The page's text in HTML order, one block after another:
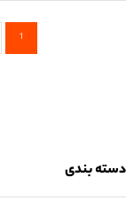
1
دسته بندی